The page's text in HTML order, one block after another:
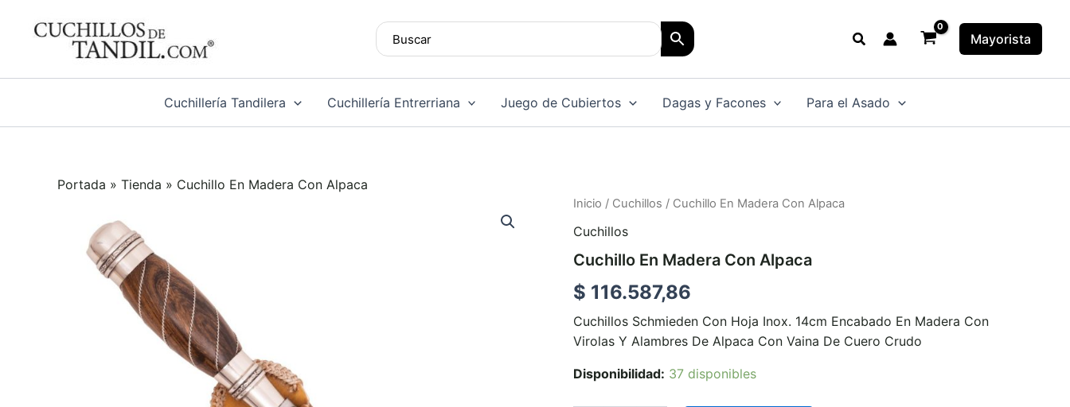
Buscar Mayorista
Cuchillería Tandilera Cuchillería Entrerriana Juego de Cubiertos Dagas y Facones Para el Asado
Portada » Tienda » Cuchillo En Madera Con Alpaca
Inicio / Cuchillos / Cuchillo En Madera Con Alpaca
Cuchillos
Cuchillo En Madera Con Alpaca
$ 116.587,86
Cuchillos Schmieden Con Hoja Inox. 14cm Encabado En Madera Con
Virolas Y Alambres De Alpaca Con Vaina De Cuero Crudo
Disponibilidad: 37 disponibles
Cuchillo
Madera
Alpaca
cantidad